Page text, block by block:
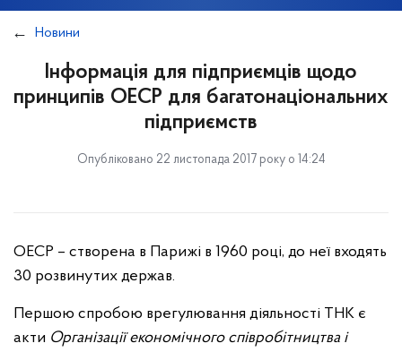
Новини
Інформація для підприємців щодо
принципів ОЕСР для багатонаціональних
підприємств
Опубліковано 22 листопада 2017 року о 14:24
ОЕСР – створена в Парижі в 1960 році, до неї входять
30 розвинутих держав.
Першою спробою врегулювання діяльності ТНК є
акти Організації економічного співробітництва і